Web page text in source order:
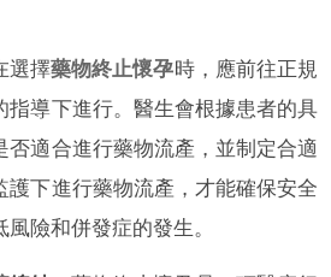
選擇藥物終止懷孕時，應前往正規
指導下進行。醫生會根據患者的具
否適合進行藥物流產，並制定合適
護下進行藥物流產，才能確保安全
險和併發症的發生。